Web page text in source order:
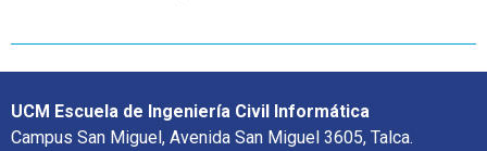
UCM Escuela de Ingeniería Civil Informática
Campus San Miguel, Avenida San Miguel 3605, Talca.